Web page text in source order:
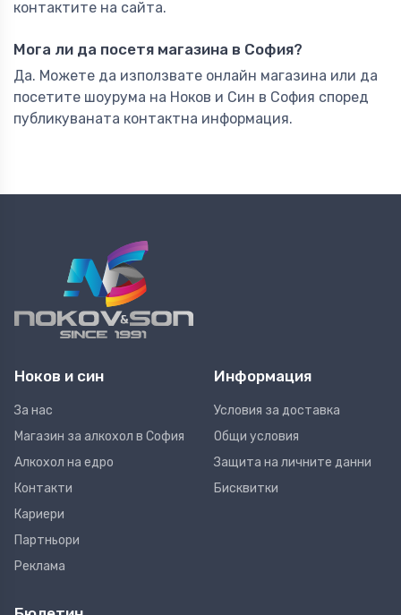
контактите на сайта.
Мога ли да посетя магазина в София?
Да. Можете да използвате онлайн магазина или да
посетите шоурума на Ноков и Син в София според
публикуваната контактна информация.
Ноков и син
За нас
Магазин за алкохол в София
Алкохол на едро
Контакти
Кариери
Партньори
Реклама
Информация
Условия за доставка
Общи условия
Защита на личните данни
Бисквитки